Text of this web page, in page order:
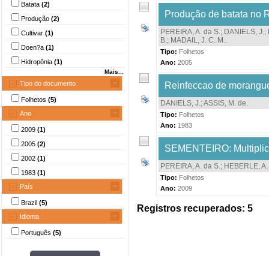
Batata (2)
Produção (2)
Cultivar (1)
Doen?a (1)
Hidropônia (1)
Mais...
Tipo do documento
Folhetos (5)
Ano
2009 (1)
2005 (2)
2002 (1)
1983 (1)
País
Brazil (5)
Idioma
Português (5)
Produção de batata no
PEREIRA, A. da S.; DANIELS, J.;
B.; MADAIL, J. C. M..
Tipo: Folhetos
Ano: 2005
Reinfeccao de
DANIELS, J.;ASSIS, M. de.
Tipo: Folhetos
Ano: 1983
SEMENTEIRO:
PEREIRA, A. da S.; HEBERLE,
Tipo: Folhetos
Ano: 2009
Registros recuperados: 5